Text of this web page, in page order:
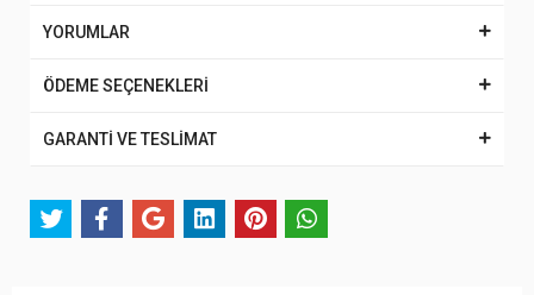
YORUMLAR
ÖDEME SEÇENEKLERİ
GARANTİ VE TESLİMAT